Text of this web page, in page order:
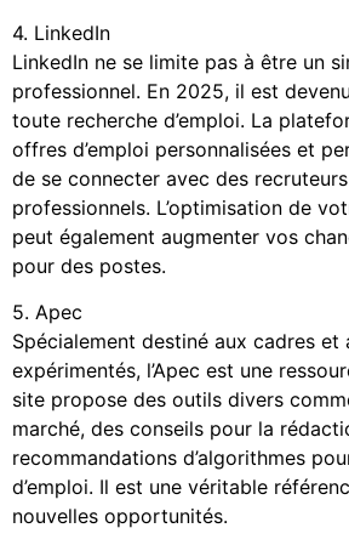
4. LinkedIn
LinkedIn ne se limite pas à être un
professionnel. En 2025, il est
toute recherche d’emploi. La
offres d’emploi personnalisées et
de se connecter avec des recruteurs
professionnels. L’optimisation de
peut également augmenter vos
pour des postes.
5. Apec
Spécialement destiné aux cadres et
expérimentés, l’Apec est une
site propose des outils divers
marché, des conseils pour la
recommandations d’algorithmes
d’emploi. Il est une véritable
nouvelles opportunités.